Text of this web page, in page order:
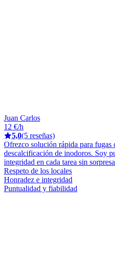
Juan Carlos
12 €/h
5,0(5 reseñas)
Ofrezco solución rápida para fugas
descalcificación de inodoros. Soy
integridad en cada tarea sin
Respeto de los locales
Honradez e integridad
Puntualidad y fiabilidad